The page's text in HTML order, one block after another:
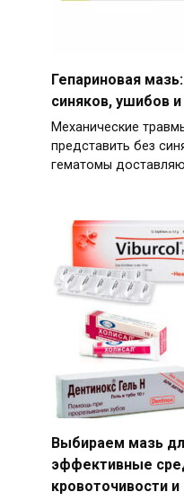
Гепариновая
синяков, ушибов
Механические
представить без
гематомы
Выбираем мазь
эффективные
кровоточивости и